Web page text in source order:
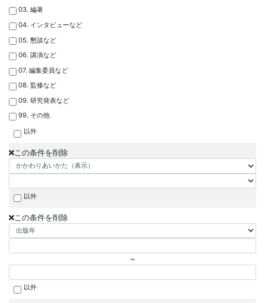
03. 編著
04. インタビューなど
05. 懇談など
06. 講演など
07. 編集委員など
08. 監修など
09. 研究発表など
99. その他
以外
この条件を削除
以外
この条件を削除
~
以外